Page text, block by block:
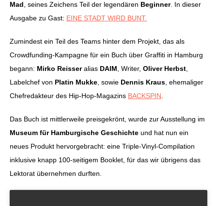
Mad, seines Zeichens Teil der legendären Beginner. In dieser
Ausgabe zu Gast: EINE STADT WIRD BUNT.
Zumindest ein Teil des Teams hinter dem Projekt, das als
Crowdfunding-Kampagne für ein Buch über Graffiti in Hamburg
begann: Mirko Reisseralias DAIM, Writer, Oliver Herbst,
Labelchef von Platin Mukke, sowie Dennis Kraus, ehemaliger
Chefredakteur des Hip-Hop-Magazins BACKSPIN.
Das Buch ist mittlerweile preisgekrönt, wurde zur Ausstellung im
Museum für Hamburgische Geschichte und hat nun ein
neues Produkt hervorgebracht: eine Triple-Vinyl-Compilation
inklusive knapp 100-seitigem Booklet, für das wir übrigens das
Lektorat übernehmen durften.